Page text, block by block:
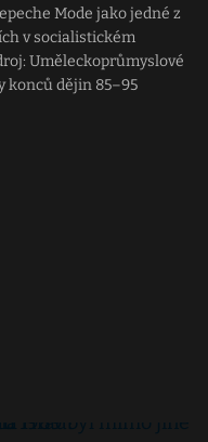
Mode jako jedné z
v socialistickém
Uměleckoprůmyslové
konců dějin 85–95